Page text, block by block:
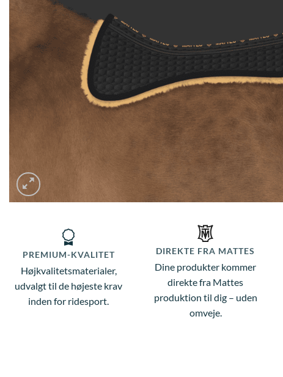
PREMIUM-KVALITET
Højkvalitetsmaterialer,
udvalgt til de højeste krav
inden for ridesport.
DIREKTE FRA MATTES
Dine produkter kommer
direkte fra Mattes
produktion til dig – uden
omveje.